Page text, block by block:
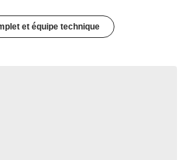
et équipe technique